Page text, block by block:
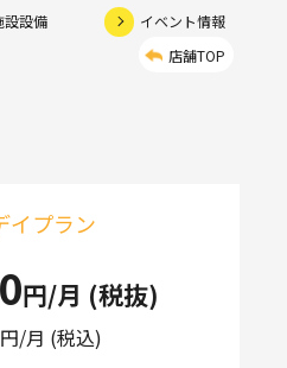
設設備
イベント情報
店舗TOP
イプラン
円/月 (税抜)
円/月 (税込)